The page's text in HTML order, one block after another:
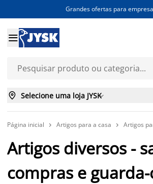
Grandes ofertas para

 Selecione uma loja JYSK
Página inicial  Artigos para a casa  Artigos
Artigos diversos -
compras e